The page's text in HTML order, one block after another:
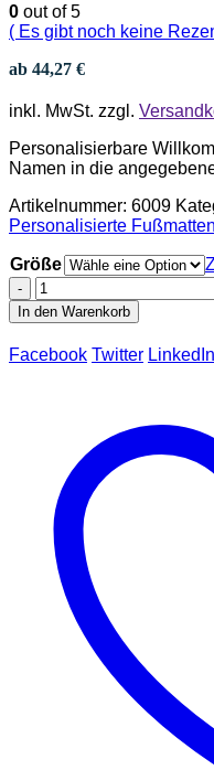
0 out of 5
( Es gibt noch keine
ab 44,27 €
inkl. MwSt. zzgl.
Personalisierbare
Namen in die
Artikelnummer: 6009
Personalisierte Fußmatten
Größe
-
In den Warenkorb
Facebook Twitter LinkedIn